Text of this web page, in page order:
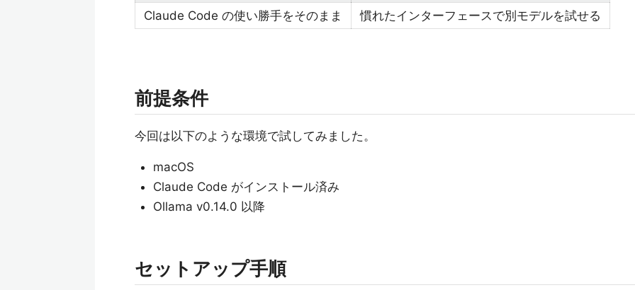
Claude Code の使い勝手をそのまま
慣れたインターフェースで別モデルを試せる
前提条件
今回は以下のような環境で試してみました。
macOS
Claude Code がインストール済み
Ollama v0.14.0 以降
セットアップ手順